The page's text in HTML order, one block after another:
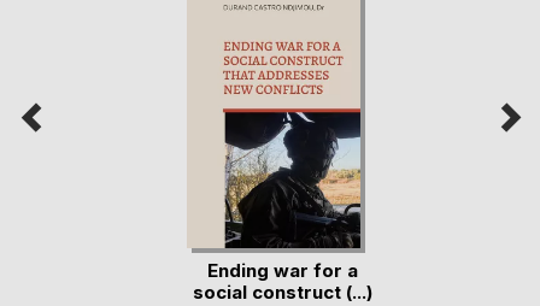
Ending war for a
social construct (...)